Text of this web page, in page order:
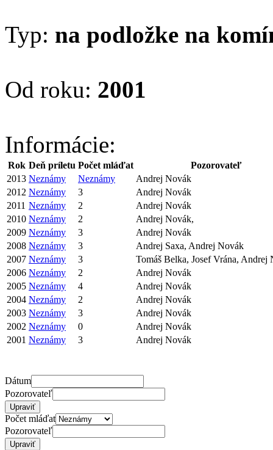
Typ: na podložke na
Od roku: 2001
Informácie:
Rok Deň príletu Počet mláďat
Pozorovateľ
2013 Neznámy Neznámy
Andrej Novák
2012 Neznámy 3
Andrej Novák
2011 Neznámy 2
Andrej Novák
2010 Neznámy 2
Andrej Novák,
2009 Neznámy 3
Andrej Novák
2008 Neznámy 3
Andrej Saxa, Andrej Novák
2007 Neznámy 3
Tomáš Belka, Josef Vrána, Andrej
2006 Neznámy 2
Andrej Novák
2005 Neznámy 4
Andrej Novák
2004 Neznámy 2
Andrej Novák
2003 Neznámy 3
Andrej Novák
2002 Neznámy 0
Andrej Novák
2001 Neznámy 3 Andrej Novák
Dátum
Pozorovateľ
Počet mláďat
Pozorovateľ